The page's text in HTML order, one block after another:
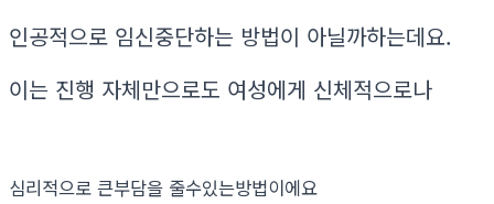
인공적으로 임신중단하는 방법이 아닐까하는데요.
이는 진행 자체만으로도 여성에게 신체적으로나
심리적으로 큰부담을 줄수있는방법이에요